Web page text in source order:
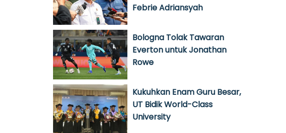
Febrie Adriansyah
Bologna Tolak Tawaran
Everton untuk Jonathan
Rowe
Kukuhkan Enam Guru Besar,
UT Bidik World-Class
University